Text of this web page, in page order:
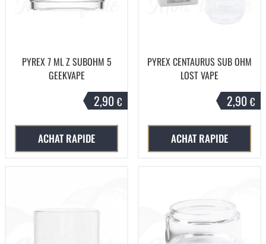
PYREX 7 ML Z SUBOHM 5
GEEKVAPE
2,90€
ACHAT RAPIDE
PYREX CENTAURUS SUB OHM
LOST VAPE
2,90€
ACHAT RAPIDE